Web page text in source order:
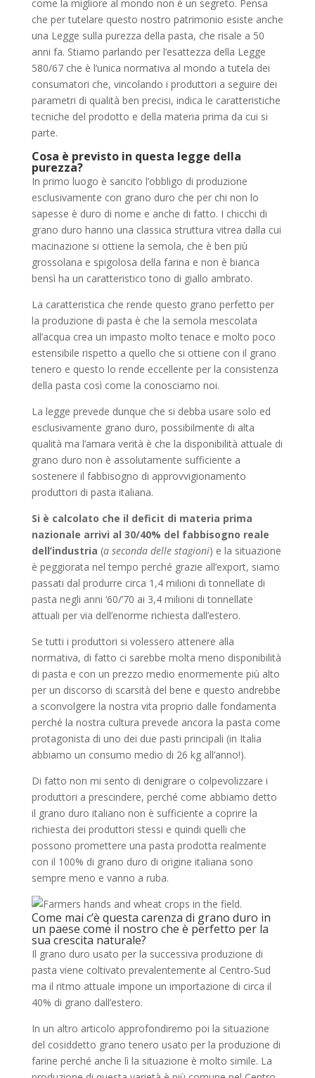
come la migliore al mondo non è un segreto. Pensa
che per tutelare questo nostro patrimonio esiste anche
una Legge sulla purezza della pasta, che risale a 50
anni fa. Stiamo parlando per l’esattezza della Legge
580/67 che è l’unica normativa al mondo a tutela dei
consumatori che, vincolando i produttori a seguire dei
parametri di qualità ben precisi, indica le caratteristiche
tecniche del prodotto e della materia prima da cui si
parte.
Cosa è previsto in questa legge della
purezza?
In primo luogo è sancito l’obbligo di produzione
esclusivamente con grano duro che per chi non lo
sapesse è duro di nome e anche di fatto. I chicchi di
grano duro hanno una classica struttura vitrea dalla cui
macinazione si ottiene la semola, che è ben più
grossolana e spigolosa della farina e non è bianca
bensì ha un caratteristico tono di giallo ambrato.
La caratteristica che rende questo grano perfetto per
la produzione di pasta è che la semola mescolata
all’acqua crea un impasto molto tenace e molto poco
estensibile rispetto a quello che si ottiene con il grano
tenero e questo lo rende eccellente per la consistenza
della pasta così come la conosciamo noi.
La legge prevede dunque che si debba usare solo ed
esclusivamente grano duro, possibilmente di alta
qualità ma l’amara verità è che la disponibilità attuale di
grano duro non è assolutamente sufficiente a
sostenere il fabbisogno di approvvigionamento
produttori di pasta italiana.
Si è calcolato che il deficit di materia prima
nazionale arrivi al 30/40% del fabbisogno reale
dell’industria (a seconda delle stagioni) e la situazione
è peggiorata nel tempo perché grazie all’export, siamo
passati dal produrre circa 1,4 milioni di tonnellate di
pasta negli anni ‘60/’70 ai 3,4 milioni di tonnellate
attuali per via dell’enorme richiesta dall’estero.
Se tutti i produttori si volessero attenere alla
normativa, di fatto ci sarebbe molta meno disponibilità
di pasta e con un prezzo medio enormemente più alto
per un discorso di scarsità del bene e questo andrebbe
a sconvolgere la nostra vita proprio dalle fondamenta
perché la nostra cultura prevede ancora la pasta come
protagonista di uno dei due pasti principali (in Italia
abbiamo un consumo medio di 26 kg all’anno!).
Di fatto non mi sento di denigrare o colpevolizzare i
produttori a prescindere, perché come abbiamo detto
il grano duro italiano non è sufficiente a coprire la
richiesta dei produttori stessi e quindi quelli che
possono promettere una pasta prodotta realmente
con il 100% di grano duro di origine italiana sono
sempre meno e vanno a ruba.
Come mai c’è questa carenza di grano duro in
un paese come il nostro che è perfetto per la
sua crescita naturale?
Il grano duro usato per la successiva produzione di
pasta viene coltivato prevalentemente al Centro-Sud
ma il ritmo attuale impone un importazione di circa il
40% di grano dall’estero.
In un altro articolo approfondiremo poi la situazione
del cosiddetto grano tenero usato per la produzione di
farine perché anche lì la situazione è molto simile. La